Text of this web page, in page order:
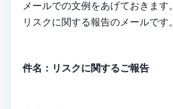
メールでの文例をあげておきます。
リスクに関する報告のメールです。
件名：リスクに関するご報告